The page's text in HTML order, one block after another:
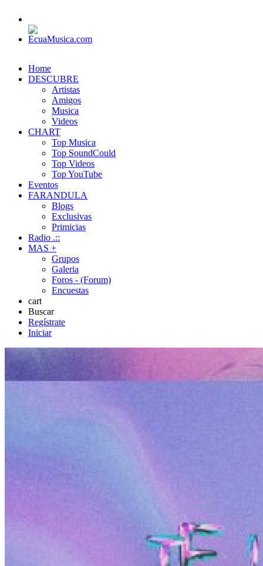
Home
DESCUBRE
Artistas
Amigos
Musica
Videos
CHART
Top Musica
Top SoundCould
Top Videos
Top YouTube
Eventos
FARANDULA
Blogs
Exclusivas
Primicias
Radio .::
MAS +
Grupos
Galeria
Foros - (Forum)
Encuestas
cart
Buscar
Regístrate
Iniciar